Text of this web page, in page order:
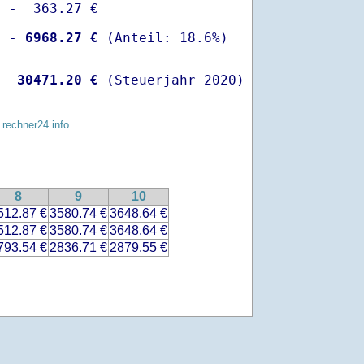
-  363.27 €
-
6968.27 €
30471.20 € (Steuerjahr 2020)
8 9
10
€3580.74 €3648.64 €
€3580.74 €3648.64 €
€ 2836.71 € 2879.55 €